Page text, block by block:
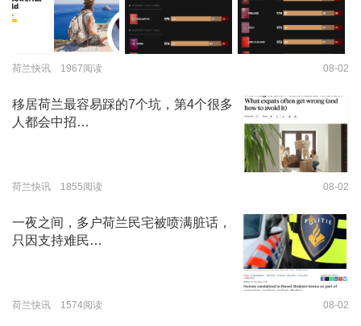
荷兰快讯 1967阅读 08-02
移居荷兰最容易踩的7个坑，第4个很多
人都会中招…
荷兰快讯 1855阅读 08-02
一夜之间，多户荷兰民宅被喷满脏话，
只因支持难民…
荷兰快讯 1574阅读 08-02